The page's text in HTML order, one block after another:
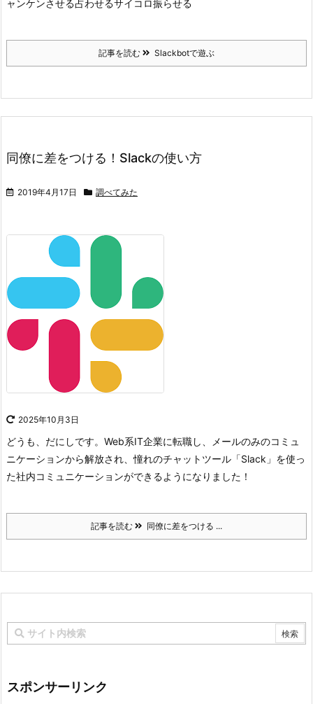
ャンケンさせる占わせるサイコロ振らせる
記事を読む Slackbotで遊ぶ
同僚に差をつける！Slackの使い方
2019年4月17日 調べてみた
2025年10月3日
どうも、だにしです。 Web系IT企業に転職し、メールのみのコミュ
ニケーションから解放され、憧れのチャットツール「Slack」を使っ
た社内コミュニケーションができるようになりました！
記事を読む 同僚に差をつける ...
スポンサーリンク